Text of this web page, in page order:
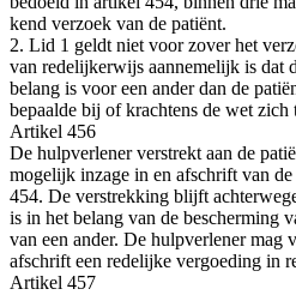
kend ver­zoek van de patiënt.
2. Lid 1 geldt niet voor zover het
van rede­lij­ker­wijs aan­ne­me­lijk is dat
belang is voor een ander dan de
bepaal­de bij of krach­tens de wet
Arti­kel 456
De hulp­ver­le­ner ver­strekt aan de
moge­lijk inza­ge in en afschrift van
454. De ver­strek­king blijft
is in het belang van de bescher­ming
van een ander. De hulp­ver­le­ner mag
afschrift een rede­lij­ke ver­goe­ding in
Arti­kel 457